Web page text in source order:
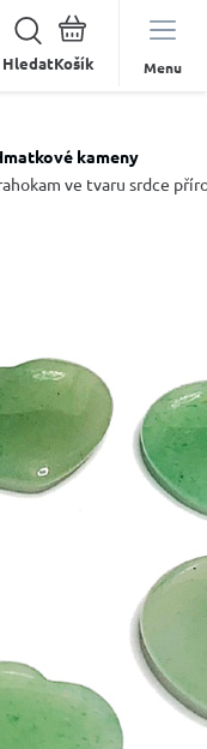
Hledat Menu
kameny
ve tvaru srdce